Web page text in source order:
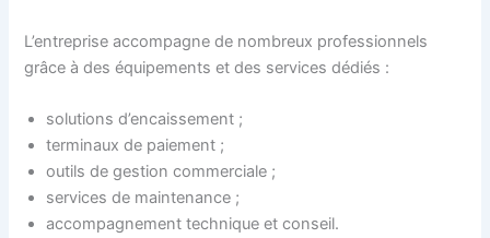
L’entreprise accompagne de nombreux professionnels
grâce à des équipements et des services dédiés :
solutions d’encaissement ;
terminaux de paiement ;
outils de gestion commerciale ;
services de maintenance ;
accompagnement technique et conseil.